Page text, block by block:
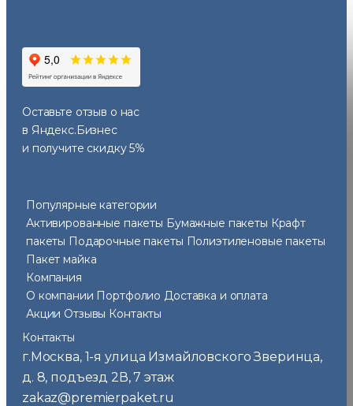
Оставьте отзыв о нас
в Яндекс.Бизнес
и получите скидку 5%
Популярные категории
Активированные пакеты Бумажные пакеты Крафт
пакеты Подарочные пакеты Полиэтиленовые пакеты
Пакет майка
Компания
О компании Портфолио Доставка и оплата
Акции Отзывы Контакты
Контакты
г.Москва, 1-я улица Измайловского Зверинца,
д. 8, подъезд 2В, 7 этаж
zakaz@premierpaket.ru